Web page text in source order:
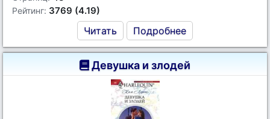
Рейтинг: 3769 (4.19)
Читать Подробнее
Девушка и злодей